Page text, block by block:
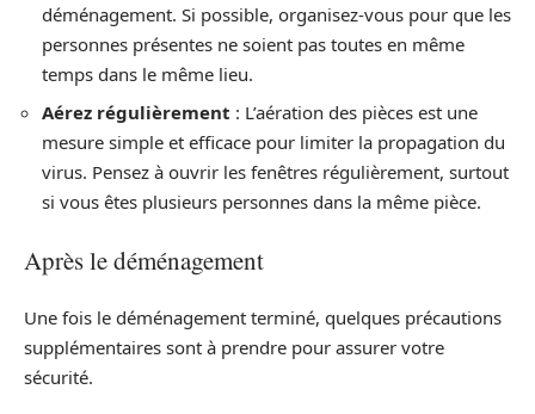
déménagement. Si possible, organisez-vous pour que les
personnes présentes ne soient pas toutes en même
temps dans le même lieu.
Aérez régulièrement : L’aération des pièces est une
mesure simple et efficace pour limiter la propagation du
virus. Pensez à ouvrir les fenêtres régulièrement, surtout
si vous êtes plusieurs personnes dans la même pièce.
Après le déménagement
Une fois le déménagement terminé, quelques précautions
supplémentaires sont à prendre pour assurer votre
sécurité.